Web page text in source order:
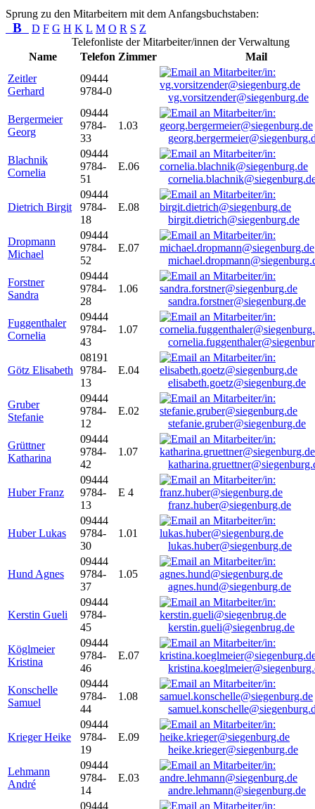
Sprung zu den Mitarbeitern mit dem Anfangsbuchstaben:
B D F G H K L M O R S Z
Telefonliste der Mitarbeiter/innen der Verwaltung
Name
Telefon Zimmer
Mail
Zeitler
Gerhard
09444
9784-0
vg.vorsitzender@siegenburg.de
Bergermeier
Georg
09444
9784-
33
1.03
Blachnik
Cornelia
09444
9784-
51
E.06
Dietrich Birgit
09444
9784-
18
E.08
birgit.dietrich@siegenburg.de
Dropmann
Michael
09444
9784-
52
E.07
Forstner
Sandra
09444
9784-
28
1.06
sandra.forstner@siegenburg.de
Fuggenthaler
Cornelia
09444
9784-
43
1.07
Götz Elisabeth
08191
9784-
13
E.04
elisabeth.goetz@siegenburg.de
Gruber
Stefanie
09444
9784-
12
E.02
stefanie.gruber@siegenburg.de
Grüttner
Katharina
09444
9784-
42
1.07
Huber Franz
09444
9784-
13
E 4
franz.huber@siegenburg.de
Huber Lukas
09444
9784-
30
1.01
lukas.huber@siegenburg.de
Hund Agnes
09444
9784-
37
1.05
agnes.hund@siegenburg.de
Kerstin Gueli
09444
9784-
45
kerstin.gueli@siegenbrug.de
Köglmeier
Kristina
09444
9784-
46
E.07
Konschelle
Samuel
09444
9784-
44
1.08
Krieger Heike
09444
9784-
19
E.09
heike.krieger@siegenburg.de
Lehmann
André
09444
9784-
14
E.03
andre.lehmann@siegenburg.de
09444